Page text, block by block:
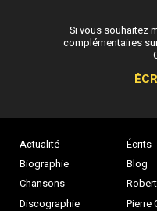
Actualité
Biographie
Chansons
Discographie
Écrits
Blog
Pierre
Si vous souhaitez
complémentaires